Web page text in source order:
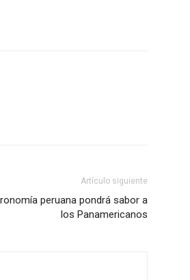
Artículo siguiente
peruana pondrá sabor a
los Panamericanos